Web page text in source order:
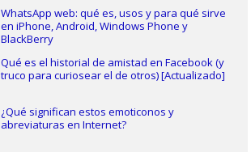
WhatsApp web: qué es, usos y para qué sirve
en iPhone, Android, Windows Phone y
BlackBerry
Qué es el historial de amistad en Facebook (y
truco para curiosear el de otros) [Actualizado]
¿Qué significan estos emoticonos y
abreviaturas en Internet?